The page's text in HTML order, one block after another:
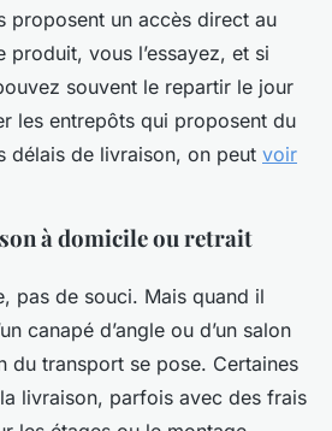
proposent un accès direct au
produit, vous l’essayez, et si
souvent le repartir le jour
les entrepôts qui proposent du
délais de livraison, on peut voir
à domicile ou retrait
pas de souci. Mais quand il
canapé d’angle ou d’un salon
du transport se pose. Certaines
livraison, parfois avec des frais